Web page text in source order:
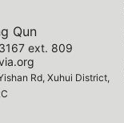
Qun
ext. 809
Rd, Xuhui District,